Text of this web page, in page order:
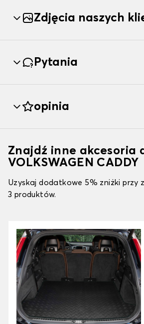
Zdjęcia naszych
Pytania
opinia
Znajdź inne akcesoria
VOLKSWAGEN CADDY
Uzyskaj dodatkowe 5% zniżki przy
3 produktów.